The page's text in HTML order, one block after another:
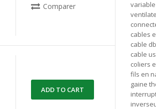
Comparer
ADD TO CART
variable
cables
cable
cable
coliers
fils en
gaine